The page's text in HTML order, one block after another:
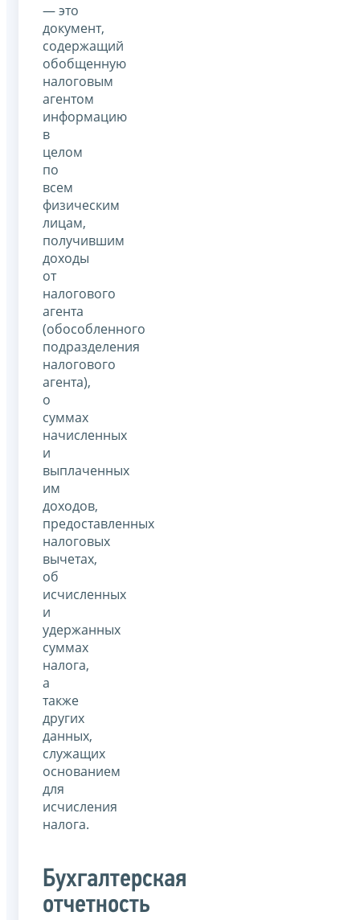
— это
документ,
содержащий
обобщенную
налоговым
агентом
информацию
в
целом
по
всем
физическим
лицам,
получившим
доходы
от
налогового
агента
(обособленного
подразделения
налогового
агента),
о
суммах
начисленных
и
выплаченных
им
доходов,
предоставленных
налоговых
вычетах,
об
исчисленных
и
удержанных
суммах
налога,
а
также
других
данных,
служащих
основанием
для
исчисления
налога.
Бухгалтерская
отчетность